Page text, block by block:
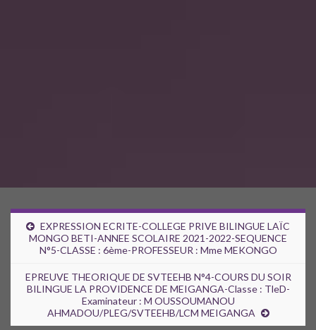
EXPRESSION ECRITE-COLLEGE PRIVE BILINGUE LAÏC
MONGO BETI-ANNEE SCOLAIRE 2021-2022-SEQUENCE
N°5-CLASSE : 6ème-PROFESSEUR : Mme MEKONGO
EPREUVE THEORIQUE DE SVTEEHB N°4-COURS DU SOIR
BILINGUE LA PROVIDENCE DE MEIGANGA-Classe : TleD-
Examinateur : M OUSSOUMANOU
AHMADOU/PLEG/SVTEEHB/LCM MEIGANGA